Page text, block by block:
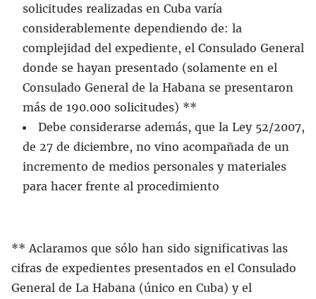
solicitudes realizadas en Cuba varía
considerablemente dependiendo de: la
complejidad del expediente, el Consulado General
donde se hayan presentado (solamente en el
Consulado General de la Habana se presentaron
más de 190.000 solicitudes) **
Debe considerarse además, que la Ley 52/2007,
de 27 de diciembre, no vino acompañada de un
incremento de medios personales y materiales
para hacer frente al procedimiento
** Aclaramos que sólo han sido significativas las
cifras de expedientes presentados en el Consulado
General de La Habana (único en Cuba) y el